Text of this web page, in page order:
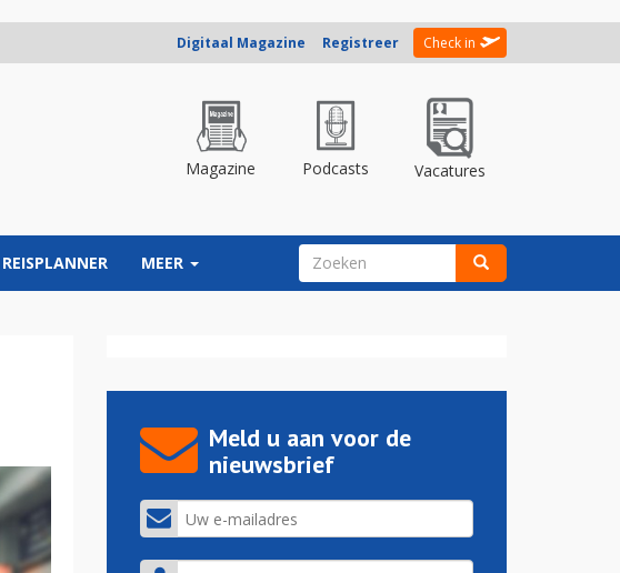
Digitaal Magazine Registreer Check in
Magazine Podcasts Vacatures
REISPLANNER MEER ZOEKVELD
Meld u aan voor de
nieuwsbrief